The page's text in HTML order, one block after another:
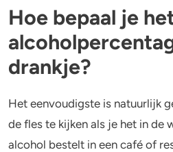
Effecten en risico’s
Minder drinken of
Hulp
Test je kennis
Uitgebreide drinktest
Promillage calculator
Hoe bepaal je
drankje?
Het eenvoudigste is natuurlijk
de fles te kijken als je het in de
alcohol bestelt in een café of